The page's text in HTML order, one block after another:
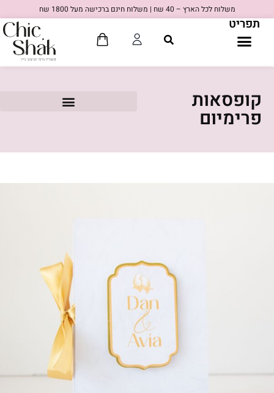
משלוח לכל הארץ – 40 שח | משלוח חינם ברכישה מעל 1800 שח
תפריט
קופסאות
פרימיום